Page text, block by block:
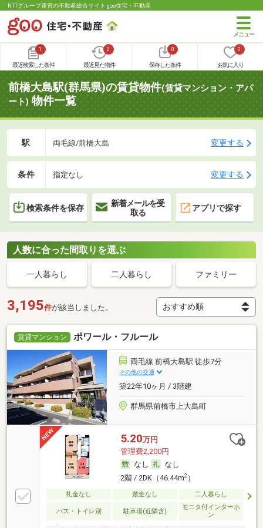
NTTグループ運営の不動産総合サイト goo住宅・不動産
1
最近検索した条件
0
最近見た物件
0
保存した条件
0
お気に入り
前橋大島駅(群馬県)の賃貸物件(賃貸マンション・アパ
ート) 物件一覧
駅 両毛線/前橋大島 変更する
条件 指定なし 変更する
検索条件を保存
新着メールを受
取る
アプリで探す
人数に合った間取りを選ぶ
一人暮らし 二人暮らし ファミリー
3,195件が該当しました。
賃貸マンション ポワール・フルール
両毛線 前橋大島駅 徒歩7分
その他の交通
築22年10ヶ月 / 3階建
群馬県前橋市上大島町
5.20万円
管理費2,200円
なし
なし
2階 / 2DK（46.44m2）
礼金なし 敷金なし 二人暮らし
バス・トイレ別 駐車場(近隣含)
モニタ付インターホ
ン